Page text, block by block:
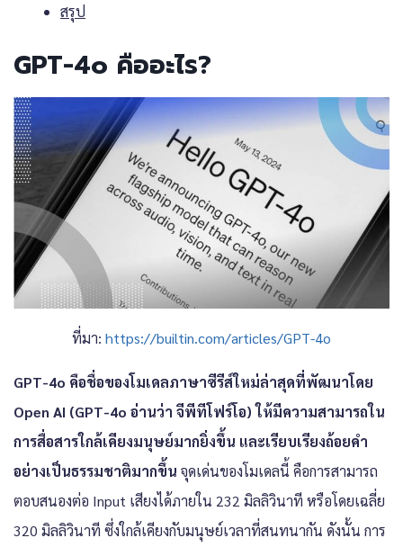
สรุป
GPT-4o คืออะไร?
ที่มา: https://builtin.com/articles/GPT-4o
GPT-4o คือชื่อของโมเดลภาษาซีรีส์ใหม่ล่าสุดที่พัฒนาโดย
Open AI (GPT-4o อ่านว่า จีพีทีโฟร์โอ) ให้มีความสามารถใน
การสื่อสารใกล้เคียงมนุษย์มากยิ่งขึ้น และเรียบเรียงถ้อยคำ
อย่างเป็นธรรมชาติมากขึ้น จุดเด่นของโมเดลนี้ คือการสามารถ
ตอบสนองต่อ Input เสียงได้ภายใน 232 มิลลิวินาที หรือโดยเฉลี่ย
320 มิลลิวินาที ซึ่งใกล้เคียงกับมนุษย์เวลาที่สนทนากัน ดังนั้น การ